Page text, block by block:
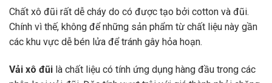
Chất xô đũi rất dễ cháy do có được tạo bởi cotton và đũi.
Chính vì thế, không để những sản phẩm từ chất liệu này gần
các khu vực dễ bén lửa để tránh gây hỏa hoạn.
Vải xô đũi là chất liệu có tính ứng dụng hàng đầu trong các